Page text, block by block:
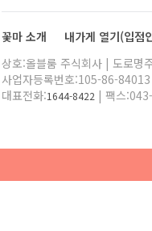
꽃마 소개 내가게 열기(입점
상호:올블룸 주식회사 | 도로명
사업자등록번호:105-86-
대표전화:1644-8422 | 팩스